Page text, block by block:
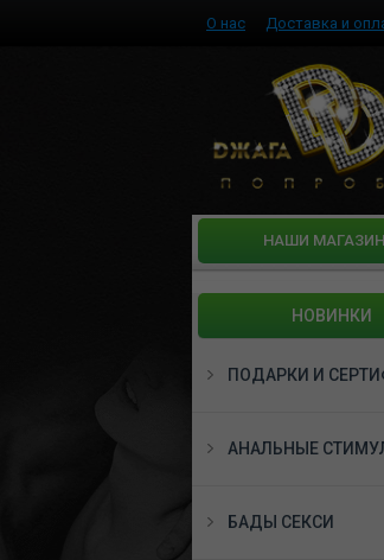
О нас Доставка и
HАШИ
НОВИНКИ
ПОДАРКИ И
АНАЛЬНЫЕ
БАДЫ СЕКСИ